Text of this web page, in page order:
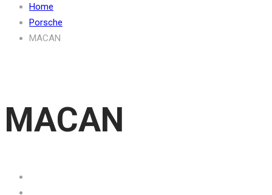
Home
Porsche
MACAN
MACAN